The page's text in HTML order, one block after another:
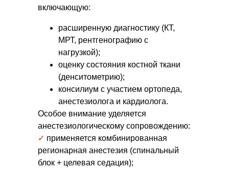
включающую:
расширенную диагностику (КТ,
МРТ, рентгенографию с
нагрузкой);
оценку состояния костной ткани
(денситометрию);
консилиум с участием ортопеда,
анестезиолога и кардиолога.
Особое внимание уделяется
анестезиологическому сопровождению:
✓ применяется комбинированная
регионарная анестезия (спинальный
блок + целевая седация);
2800₽
Цены на первичный прием